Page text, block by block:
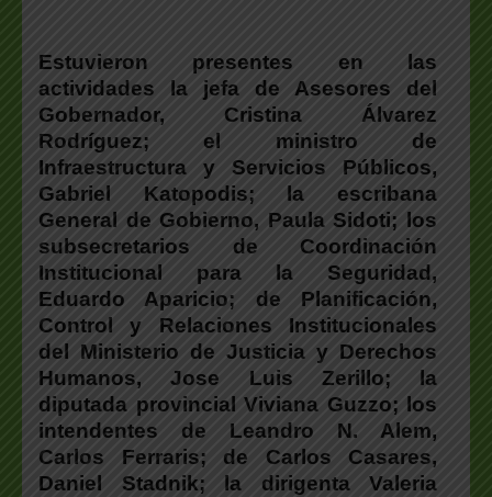
Estuvieron presentes en las
actividades la jefa de Asesores del
Gobernador, Cristina Álvarez
Rodríguez; el ministro de
Infraestructura y Servicios Públicos,
Gabriel Katopodis; la escribana
General de Gobierno, Paula Sidoti; los
subsecretarios de Coordinación
Institucional para la Seguridad,
Eduardo Aparicio; de Planificación,
Control y Relaciones Institucionales
del Ministerio de Justicia y Derechos
Humanos, Jose Luis Zerillo; la
diputada provincial Viviana Guzzo; los
intendentes de Leandro N. Alem,
Carlos Ferraris; de Carlos Casares,
Daniel Stadnik; la dirigenta Valeria